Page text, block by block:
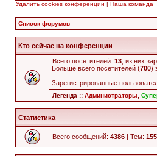
Удалить cookies конференции | Наша команда
Список форумов
Кто сейчас на конференции
Всего посетителей: 13 , из них
Больше всего посетителей (700)
Зарегистрированные
Легенда :: Администраторы
Статистика
Всего сообщений: 4386 | Тем: